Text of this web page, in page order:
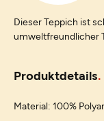
Dieser Teppich ist
umweltfreundlicher
Produktdetails
Material: 100%